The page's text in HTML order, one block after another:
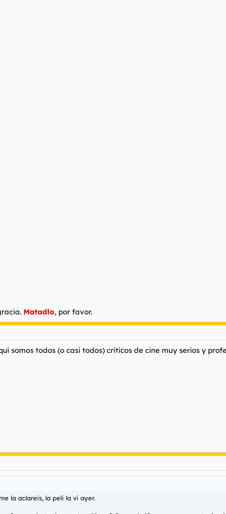
Matadlo, por favor.
somos todos (o casi todos) críticos de cine muy serios y
la aclareis, la peli la vi ayer.